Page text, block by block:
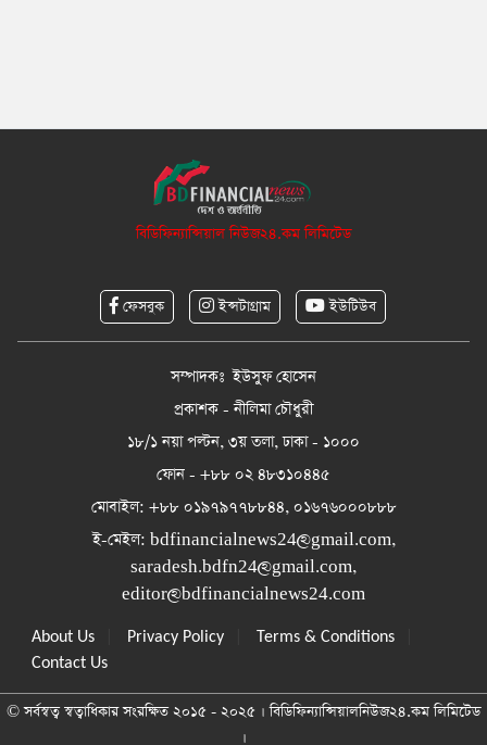
বিডিফিন্যান্সিয়াল নিউজ২৪.কম লিমিটেড
ফেসবুক ইন্সটাগ্রাম ইউটিউব
সম্পাদকঃ ইউসুফ হোসেন
প্রকাশক - নীলিমা চৌধুরী
১৮/১ নয়া পল্টন, ৩য় তলা, ঢাকা - ১০০০
ফোন - +৮৮ ০২ ৪৮৩১০৪৪৫
মোবাইল: +৮৮ ০১৯৭৯৭৭৮৮৪৪, ০১৬৭৬০০০৮৮৮
ই-মেইল: bdfinancialnews24@gmail.com,
saradesh.bdfn24@gmail.com,
editor@bdfinancialnews24.com
About Us Privacy Policy Terms & Conditions
Contact Us
© সর্বস্বত্ব স্বত্বাধিকার সংরক্ষিত ২০১৫ - ২০২৫ । বিডিফিন্যান্সিয়ালনিউজ২৪.কম লিমিটেড
।